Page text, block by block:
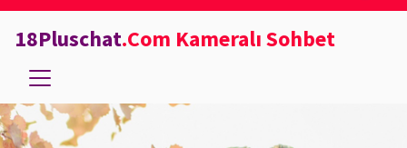
18Pluschat.Com Kameralı Sohbet